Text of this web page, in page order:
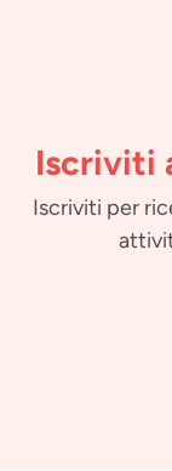
Iscriviti
Iscriviti per